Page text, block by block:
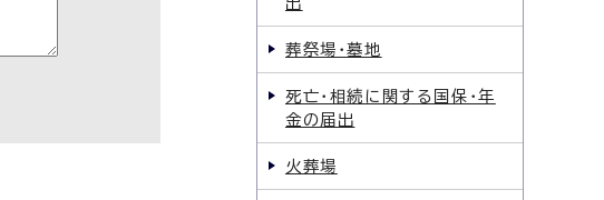
葬祭場・墓地
死亡・相続に関する国保・年
金の届出
火葬場